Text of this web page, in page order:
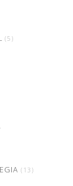
(5)
(13)